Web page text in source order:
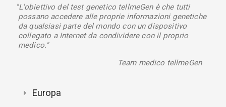
"L'obiettivo del test genetico tellmeGen è che tutti
possano accedere alle proprie informazioni genetiche
da qualsiasi parte del mondo con un dispositivo
collegato a Internet da condividere con il proprio
medico."
Team medico tellmeGen
Europa